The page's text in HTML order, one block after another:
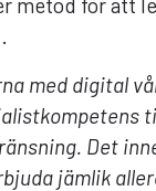
med digital
Det
jämlik